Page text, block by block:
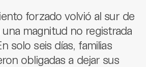
forzado volvió al sur de
magnitud no registrada
solo seis días, familias
obligadas a dejar sus